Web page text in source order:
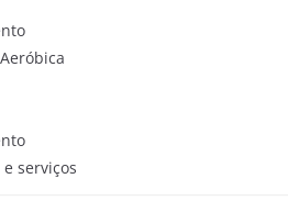
serviços